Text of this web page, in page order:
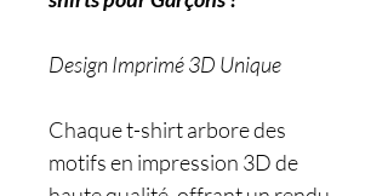
Design Imprimé 3D Unique
Chaque t-shirt arbore des
motifs en impression 3D de